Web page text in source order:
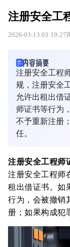
注册安全工
2026-03-13 03:19:27
注册安全工程
规，注册安全
允许出租出借
师证书等行为
不予重新注册
任。
注册安全工程师
注册安全工程师
租出借证书。如
行为，会被撤销
册；如果构成犯